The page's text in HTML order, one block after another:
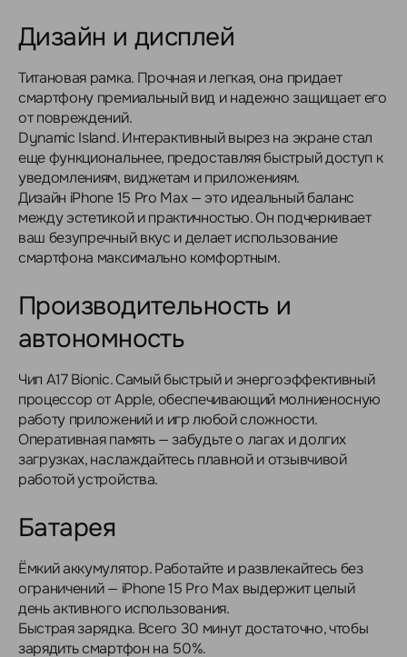
Дизайн и дисплей
Титановая рамка. Прочная и легкая, она придает
смартфону премиальный вид и надежно защищает его
от повреждений.
Dynamic Island. Интерактивный вырез на экране стал
еще функциональнее, предоставляя быстрый доступ к
уведомлениям, виджетам и приложениям.
Дизайн iPhone 15 Pro Max — это идеальный баланс
между эстетикой и практичностью. Он подчеркивает
ваш безупречный вкус и делает использование
смартфона максимально комфортным.
Производительность и
автономность
Чип A17 Bionic. Самый быстрый и энергоэффективный
процессор от Apple, обеспечивающий молниеносную
работу приложений и игр любой сложности.
Оперативная память — забудьте о лагах и долгих
загрузках, наслаждайтесь плавной и отзывчивой
работой устройства.
Батарея
Ёмкий аккумулятор. Работайте и развлекайтесь без
ограничений — iPhone 15 Pro Max выдержит целый
день активного использования.
Быстрая зарядка. Всего 30 минут достаточно, чтобы
зарядить смартфон на 50%.